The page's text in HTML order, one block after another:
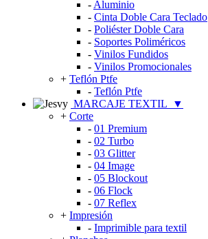
- Aluminio
- Cinta Doble Cara Teclado
- Poliéster Doble Cara
- Soportes Poliméricos
- Vinilos Fundidos
- Vinilos Promocionales
+ Teflón Ptfe
- Teflón Ptfe
MARCAJE TEXTIL
▼
+ Corte
- 01 Premium
- 02 Turbo
- 03 Glitter
- 04 Image
- 05 Blockout
- 06 Flock
- 07 Reflex
+ Impresión
- Imprimible para textil